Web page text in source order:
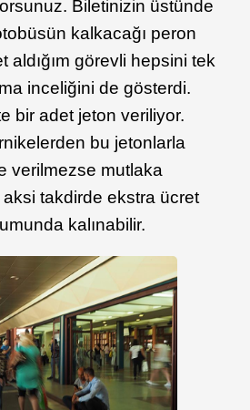
Biletinizin üstünde
kalkacağı peron
aldığım görevli hepsini tek
inceliğini de gösterdi.
bir adet jeton veriliyor.
bu jetonlarla
verilmezse mutlaka
aksi takdirde ekstra ücret
kalınabilir.